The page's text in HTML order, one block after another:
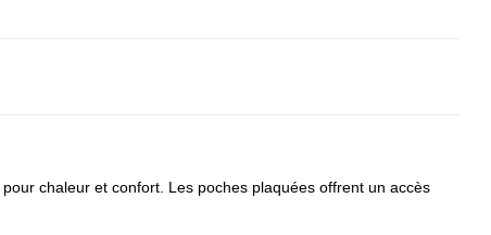
pour chaleur et confort. Les poches plaquées offrent un accès